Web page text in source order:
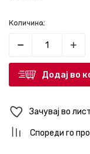
Количина:
Додај во
Зачувај во
Спореди го